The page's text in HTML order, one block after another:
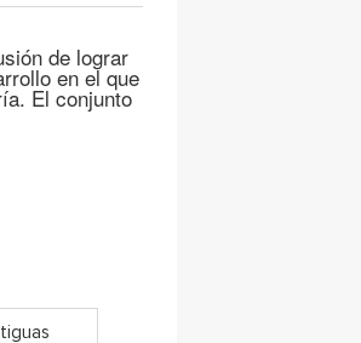
de lograr
en el que
El conjunto